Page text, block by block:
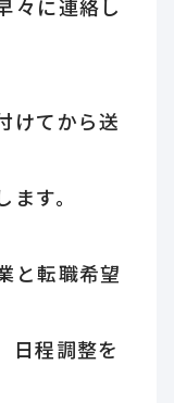
々に連絡し
けてから送
す。
と転職希望
日程調整を